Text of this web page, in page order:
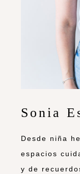
Sonia
Desde niña
espacios
y de